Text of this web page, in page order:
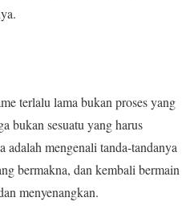
terlalu lama bukan proses yang
bukan sesuatu yang harus
mengenali tanda-tandanya
bermakna, dan kembali bermain
menyenangkan.